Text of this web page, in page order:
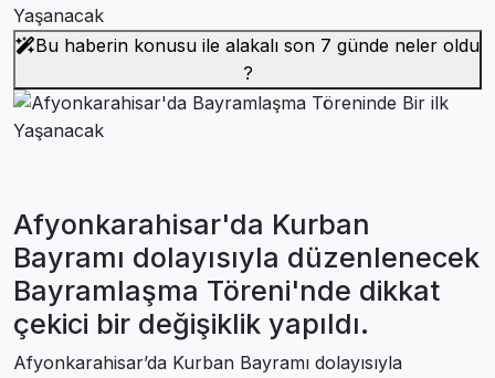
Yaşanacak
Bu haberin konusu ile alakalı son 7 günde neler oldu
?
Afyonkarahisar'da Kurban
Bayramı dolayısıyla düzenlenecek
Bayramlaşma Töreni'nde dikkat
çekici bir değişiklik yapıldı.
Afyonkarahisar’da Kurban Bayramı dolayısıyla